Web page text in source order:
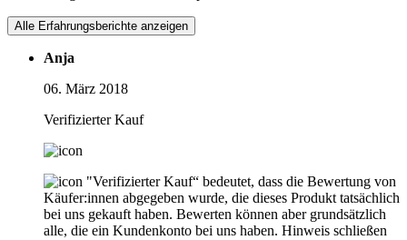
Alle Erfahrungsberichte anzeigen
Anja
06. März 2018
Verifizierter Kauf
"Verifizierter Kauf“ bedeutet, dass die Bewertung von
Käufer:innen abgegeben wurde, die dieses Produkt tatsächlich
bei uns gekauft haben. Bewerten können aber grundsätzlich
alle, die ein Kundenkonto bei uns haben. Hinweis schließen